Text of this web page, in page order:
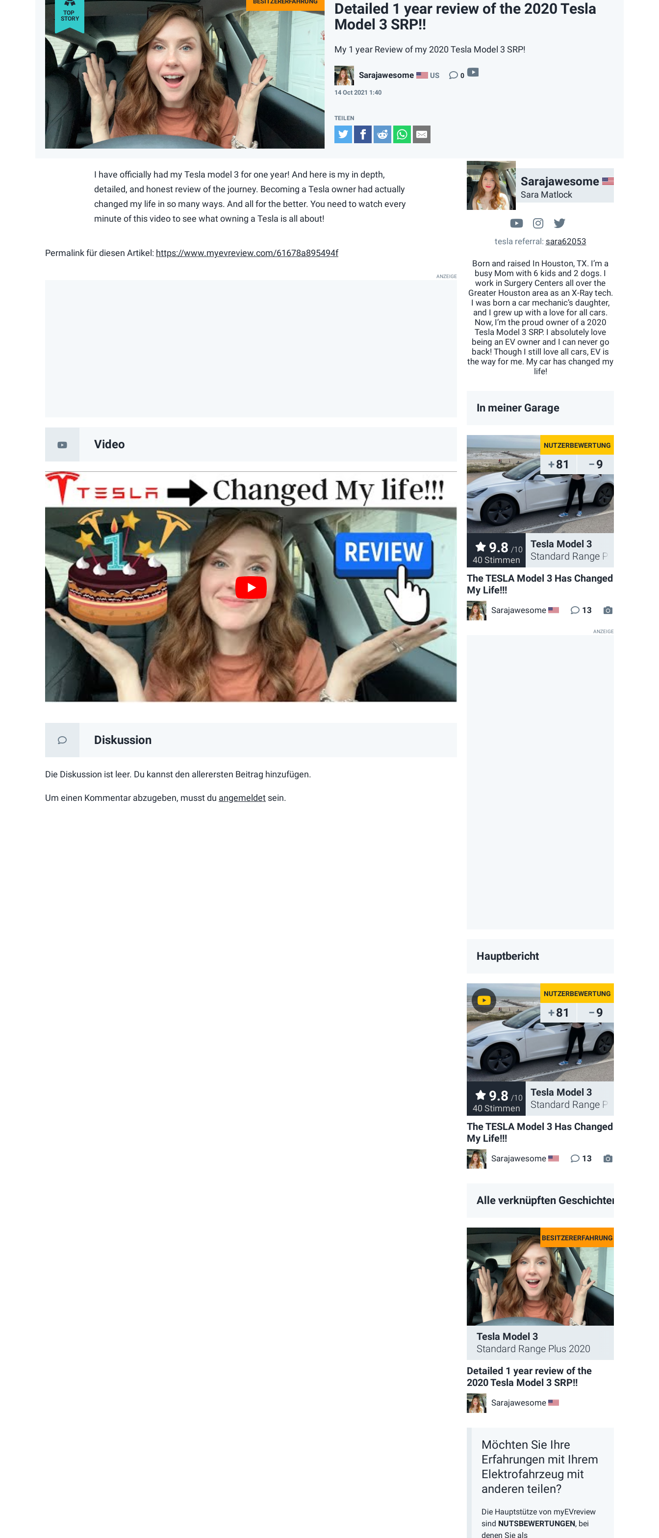
Detailed 1 year review of the 2020 Tesla
Model 3 SRP!!
My 1 year Review of my 2020 Tesla Model 3 SRP!
Sarajawesome US 0
14 Oct 2021 1:40
TwitterFacebook
Reddit WhatsApp
I have officially had my Tesla model 3 for one year! And here is my in depth,
detailed, and honest review of the journey. Becoming a Tesla owner had actually
changed my life in so many ways. And all for the better. You need to watch every
minute of this video to see what owning a Tesla is all about!
Permalink für diesen Artikel: https://www.myevreview.com/61678a895494f
Video
Diskussion
Die Diskussion ist leer. Du kannst den allerersten Beitrag hinzufügen.
Um einen Kommentar abzugeben, musst du angemeldet sein.
Sarajawesome
Sara Matlock
youtube.com/c/
Sarajawesome
@Sarajawesome
tesla referral sara62053
Born and raised In Houston, TX. I’m a
busy Mom with 6 kids and 2 dogs. I
work in Surgery Centers all over the
Greater Houston area as an X-Ray tech.
I was born a car mechanic’s daughter,
and I grew up with a love for all cars.
Now, I’m the proud owner of a 2020
Tesla Model 3 SRP. I absolutely love
being an EV owner and I can never go
back! Though I still love all cars, EV is
the way for me. My car has changed my
life!
In meiner Garage
81 9
Tesla Model 3
Standard Range Plus 2020
9.8 /10
40 Stimmen
The TESLA Model 3 Has Changed
My Life!!!
Sarajawesome US 13
Hauptbericht
81 9
Tesla Model 3
Standard Range Plus 2020
9.8 /10
40 Stimmen
The TESLA Model 3 Has Changed
My Life!!!
Sarajawesome US 13
Alle verknüpften Geschichten
Tesla Model 3
Standard Range Plus 2020
Detailed 1 year review of the
2020 Tesla Model 3 SRP!!
Sarajawesome US
Möchten Sie Ihre
Erfahrungen mit Ihrem
Elektrofahrzeug mit
anderen teilen?
Die Hauptstütze von myEVreview
sind NUTSBEWERTUNGEN, bei
denen Sie als